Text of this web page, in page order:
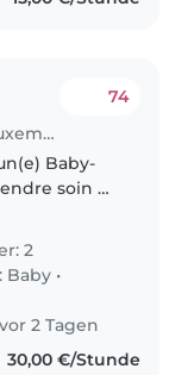
Babysitter Job in Luxemburg
74
Baby-
soin de
Nos
joueurs
2
Baby •
2 Tagen
30,00 €/Stunde